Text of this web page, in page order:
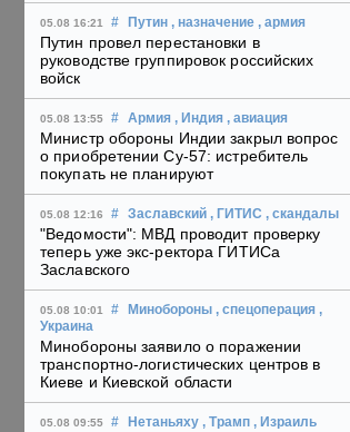
05.08 16:21 # Путин , назначение , армия
Путин провел перестановки в
руководстве группировок российских
войск
05.08 13:55 # Армия , Индия , авиация
Министр обороны Индии закрыл вопрос
о приобретении Су-57: истребитель
покупать не планируют
05.08 12:16 # Заславский , ГИТИС , скандалы
"Ведомости": МВД проводит проверку
теперь уже экс-ректора ГИТИСа
Заславского
05.08 10:01 # Минобороны , спецоперация ,
Украина
Минобороны заявило о поражении
транспортно-логистических центров в
Киеве и Киевской области
05.08 09:55 # Нетаньяху , Трамп , Израиль